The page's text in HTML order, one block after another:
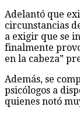
Adelantó que
circunstancias
a exigir que se
finalmente
en la cabeza”
Además, se
psicólogos a
quienes notó